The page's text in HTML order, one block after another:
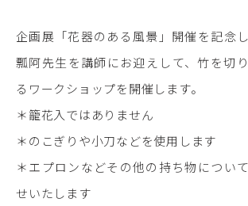
企画展「花器のある風景」開催を記念
瓢阿先生を講師にお迎えして、竹を切
るワークショップを開催します。
＊籠花入ではありません
＊のこぎりや小刀などを使用します
＊エプロンなどその他の持ち物につい
せいたします